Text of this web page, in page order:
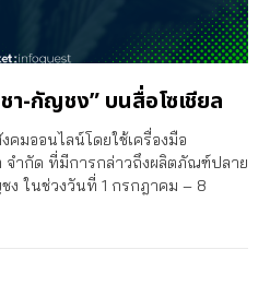
-กัญชง” บนสื่อโซเชียล
คมออนไลน์โดยใช้เครื่องมือ
จำกัด ที่มีการกล่าวถึงผลิตภัณฑ์ปลาย
ในช่วงวันที่ 1 กรกฎาคม – 8